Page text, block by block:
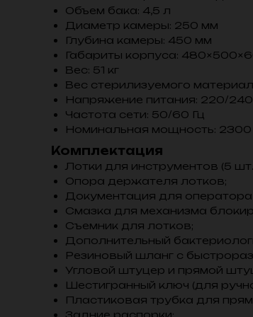
Объем бака: 4,5 л
Диаметр камеры: 250 мм
Глубина камеры: 450 мм
Габариты корпуса:
Вес: 51 кг
Вес стерилизуемого
Напряжение питания: 220/
Частота сети: 50/60 Гц
Номинальная мощность: 2300
Комплектация
Лотки для инструментов (5
Опора держателя лотков;
Документация для
Смазка для механизма
Съемник для лотков;
Дополнительный
Резиновый шланг с
Угловой штуцер и прямой
Шестигранный ключ (для
Пластиковая трубка для
Задние распорки;